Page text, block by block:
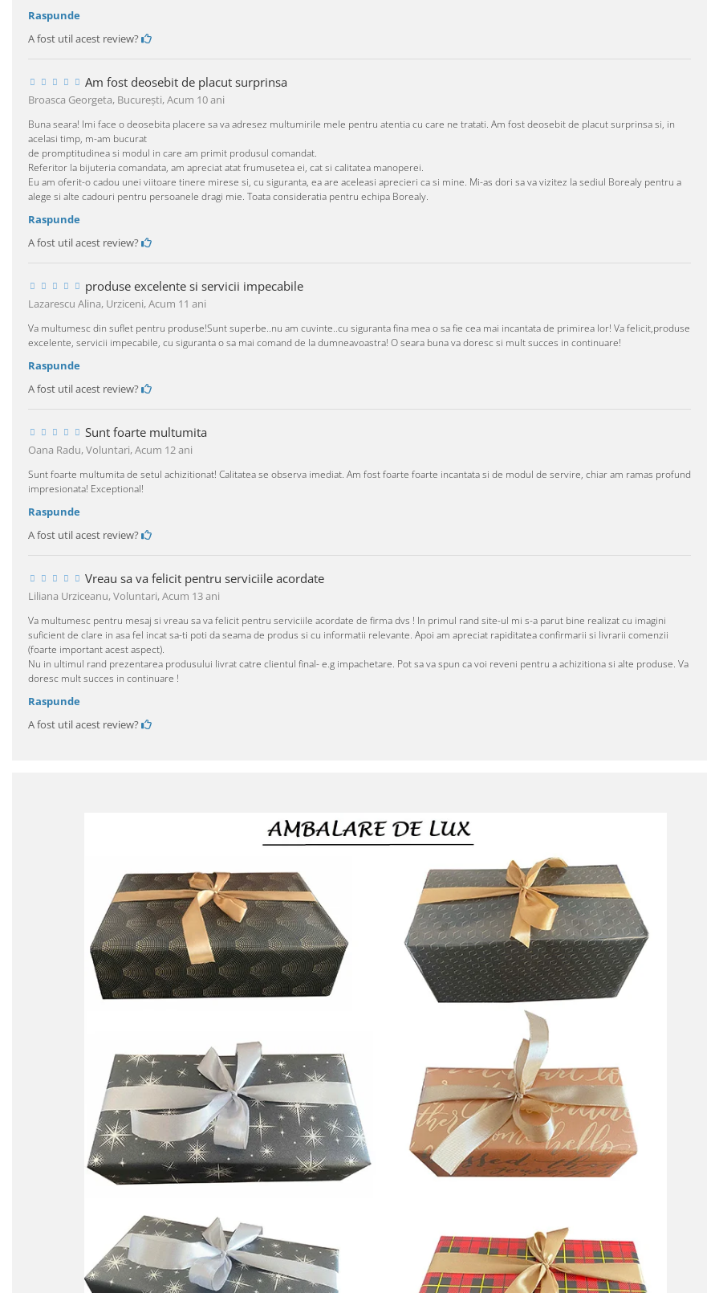
Raspunde
A fost util acest review?
Am fost deosebit de placut surprinsa
Broasca Georgeta, Bucureşti,Acum 10 ani
Buna seara! Imi face o deosebita placere sa va adresez multumirile mele pentru atentia cu care ne tratati. Am fost deosebit de placut surprinsa si, in
acelasi timp, m-am bucurat
de promptitudinea si modul in care am primit produsul comandat.
Referitor la bijuteria comandata, am apreciat atat frumusetea ei, cat si calitatea manoperei.
Eu am oferit-o cadou unei viitoare tinere mirese si, cu siguranta, ea are aceleasi aprecieri ca si mine. Mi-as dori sa va vizitez la sediul Borealy pentru a
alege si alte cadouri pentru persoanele dragi mie. Toata consideratia pentru echipa Borealy.
Raspunde
A fost util acest review?
produse excelente si servicii impecabile
Lazarescu Alina, Urziceni,Acum 11 ani
Va multumesc din suflet pentru produse!Sunt superbe..nu am cuvinte..cu siguranta fina mea o sa fie cea mai incantata de primirea lor! Va felicit,produse
excelente, servicii impecabile, cu siguranta o sa mai comand de la dumneavoastra! O seara buna va doresc si mult succes in continuare!
Raspunde
A fost util acest review?
Sunt foarte multumita
Oana Radu, Voluntari,Acum 12 ani
Sunt foarte multumita de setul achizitionat! Calitatea se observa imediat. Am fost foarte foarte incantata si de modul de servire, chiar am ramas profund
impresionata! Exceptional!
Raspunde
A fost util acest review?
Vreau sa va felicit pentru serviciile acordate
Liliana Urziceanu, Voluntari,Acum 13 ani
Va multumesc pentru mesaj si vreau sa va felicit pentru serviciile acordate de firma dvs ! In primul rand site-ul mi s-a parut bine realizat cu imagini
suficient de clare in asa fel incat sa-ti poti da seama de produs si cu informatii relevante. Apoi am apreciat rapiditatea confirmarii si livrarii comenzii
(foarte important acest aspect).
Nu in ultimul rand prezentarea produsului livrat catre clientul final- e.g impachetare. Pot sa va spun ca voi reveni pentru a achizitiona si alte produse. Va
doresc mult succes in continuare !
Raspunde
A fost util acest review?